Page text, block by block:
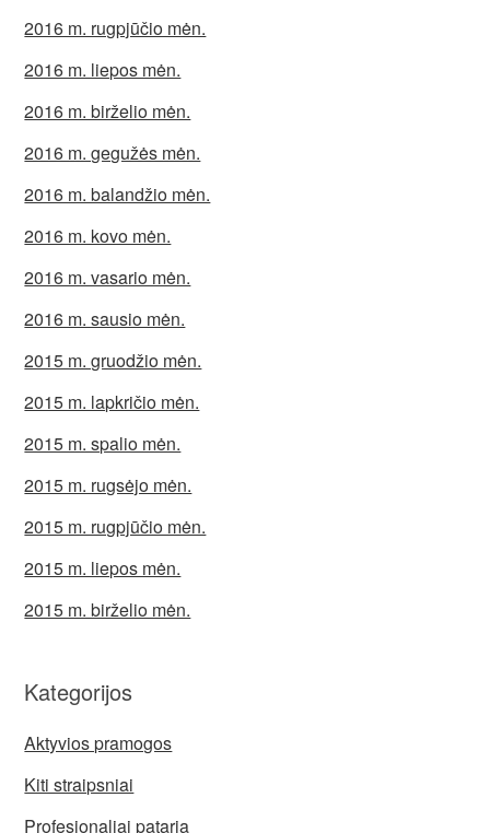
2016 m. rugpjūčio mėn.
2016 m. liepos mėn.
2016 m. birželio mėn.
2016 m. gegužės mėn.
2016 m. balandžio mėn.
2016 m. kovo mėn.
2016 m. vasario mėn.
2016 m. sausio mėn.
2015 m. gruodžio mėn.
2015 m. lapkričio mėn.
2015 m. spalio mėn.
2015 m. rugsėjo mėn.
2015 m. rugpjūčio mėn.
2015 m. liepos mėn.
2015 m. birželio mėn.
Kategorijos
Aktyvios pramogos
Kiti straipsniai
Profesionaliai pataria